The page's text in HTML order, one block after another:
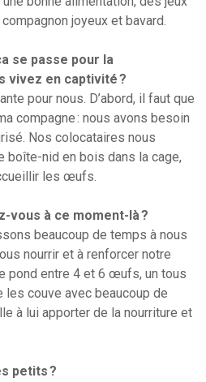
joyeux et bavard.
se passe pour la
vivez en captivité ?
pour nous. D’abord, il faut que
compagne : nous avons besoin
Nos colocataires nous
boîte-nid en bois dans la cage,
les œufs.
vous à ce moment-là ?
beaucoup de temps à nous
nourrir et à renforcer notre
pond entre 4 et 6 œufs, un tous
les couve avec beaucoup de
à lui apporter de la nourriture et
petits ?